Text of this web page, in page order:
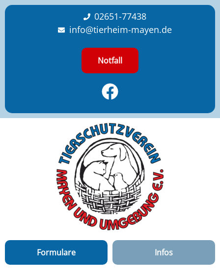
content
02651-77438
info@tierheim-mayen.de
Notfall
Formulare Infos